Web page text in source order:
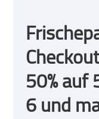
50% auf
6 und